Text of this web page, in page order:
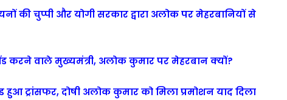
की चुप्पी और योगी सरकार द्वारा अलोक पर मेहरबानियों से
करने वाले मुख्यमंत्री, अलोक कुमार पर मेहरबान क्यों?
ट्रांसफर, दोषी अलोक कुमार को मिला प्रमोशन याद दिला